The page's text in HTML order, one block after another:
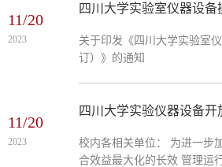
极学习的学 风。
提供自主设计和实施异想天
以物联网、互联 网+、智能
数据分析与挖掘、三维可视
11/20
2023
四川大学实验室仪器设备
关于印发《四川大学实验室
订）》的通知
11/20
2023
四川大学实验仪器设备开
校内各相关单位： 为进一步
合效益最大化的长效 管理运